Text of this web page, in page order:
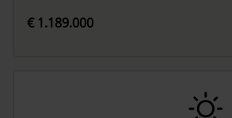
€ 1.189.000